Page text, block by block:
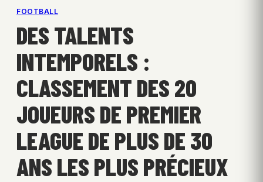
FOOTBALL
DES TALENTS
INTEMPORELS :
CLASSEMENT DES 20
JOUEURS DE PREMIER
LEAGUE DE PLUS DE 30
ANS LES PLUS PRÉCIEUX